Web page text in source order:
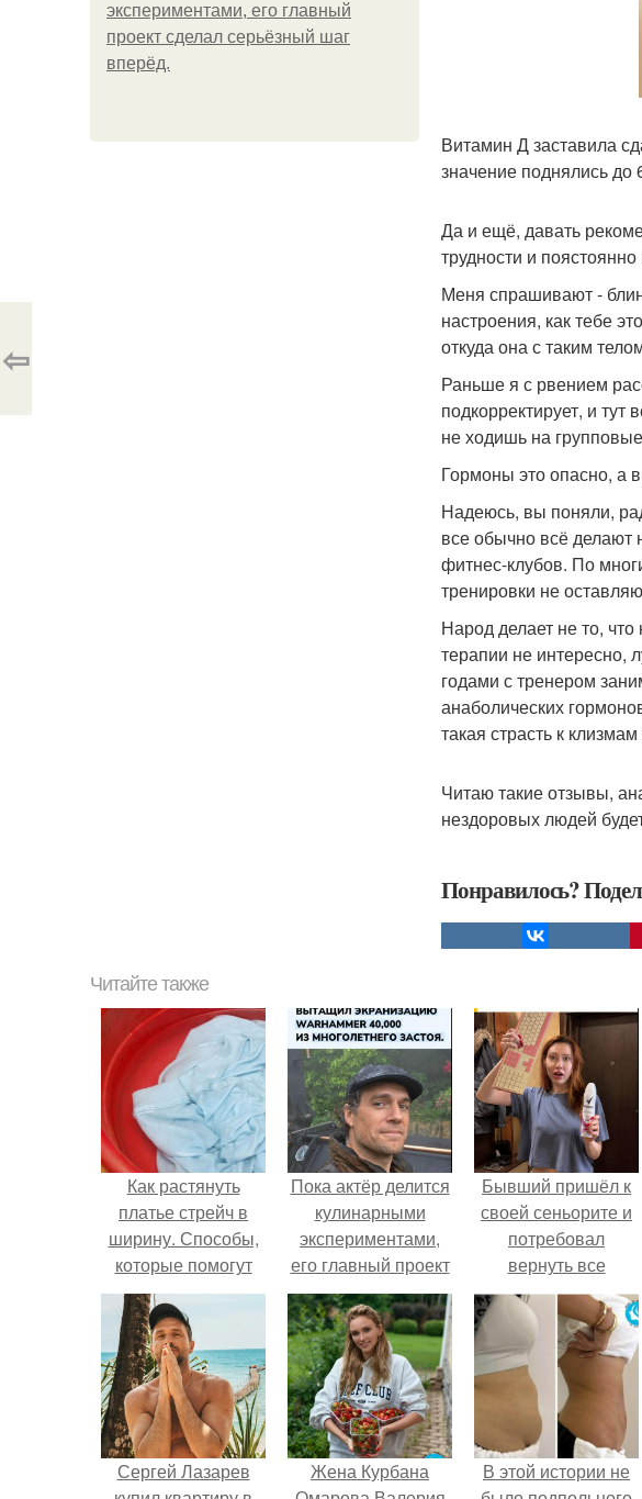
экспериментами, его главный
проект сделал серьёзный шаг
вперёд.
Витамин Д заставила
значение поднялись
Да и ещё, давать
трудности и
Меня спрашивают -
настроения, как тебе
откуда она с таким
Раньше я с рвением
подкорректирует, и
не ходишь на
Гормоны это опасно, а
Надеюсь, вы поняли,
все обычно всё делают
фитнес-клубов. По
тренировки не
Народ делает не то,
терапии не интересно,
годами с тренером
анаболических
такая страсть к
Читаю такие отзывы,
нездоровых людей
Понравилось?
⇦
Читайте также
Как растянуть
платье стрейч в
ширину. Способы,
которые помогут
растянуть одежду
Пока актёр делится
кулинарными
экспериментами,
его главный проект
сделал серьёзный
шаг вперёд.
Бывший пришёл к
своей сеньорите и
потребовал
вернуть все
подарки.
Сергей Лазарев
Жена Курбана
В этой истории не